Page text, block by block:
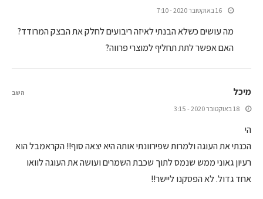
16 באוקטובר 2020 - 7:10
מה עושים כשלא הבנתי לאיזה ריבועים לחלק את הבצק המרודד?
האם אפשר לתת תחליף למוצרי פרווה?
מיכל
18 באוקטובר 2020 - 3:15
הי
הכנתי את העוגה ולמרות שפירוונתי אותה היא יצאה סוף!! הקראמבל הוא
רעיון גאוני ממש שנמס לתוך שכבת השמרים ועושה את העוגה לוואו
אחד גדול. לא הפסקנו ליישר!!
השב